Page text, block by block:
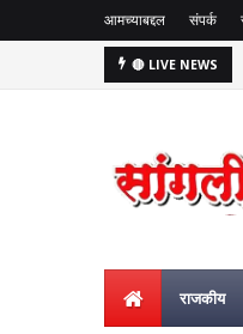
आमच्याबद्दल संपर्क
🔴 LIVE NEWS
राजकीय